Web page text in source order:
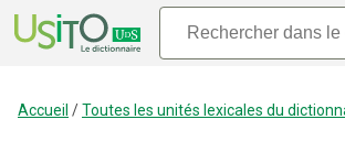
Accueil /Toutes les unités lexicales du